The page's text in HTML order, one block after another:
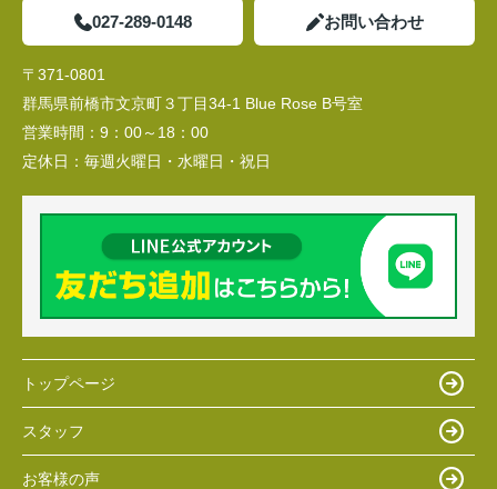
027-289-0148 お問い合わせ
〒371-0801
群馬県前橋市文京町３丁目34‐1 Blue Rose B号室
営業時間： 9：00～18：00
定休日： 毎週火曜日・水曜日・祝日
トップページ
スタッフ
お客様の声